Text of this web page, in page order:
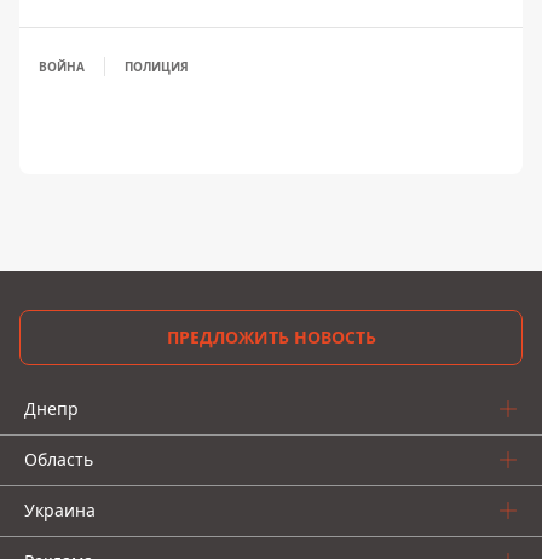
ВОЙНА ПОЛИЦИЯ
ПРЕДЛОЖИТЬ НОВОСТЬ
Днепр
Область
Украина